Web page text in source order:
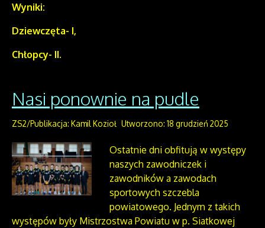
Wyniki:
Dziewczęta- I,
Chłopcy- II.
Nasi ponownie na pudle
ZS2/Publikacja: Kamil Kozioł Utworzono: 18 grudzień 2025
Ostatnie dni obfitują w występy
naszych zawodniczek i
zawodników a zawodach
sportowych szczebla
powiatowego. Jednym z takich
występów były Mistrzostwa Powiatu w p. Siatkowej